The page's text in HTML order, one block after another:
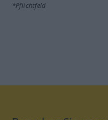
*Pflichtfeld